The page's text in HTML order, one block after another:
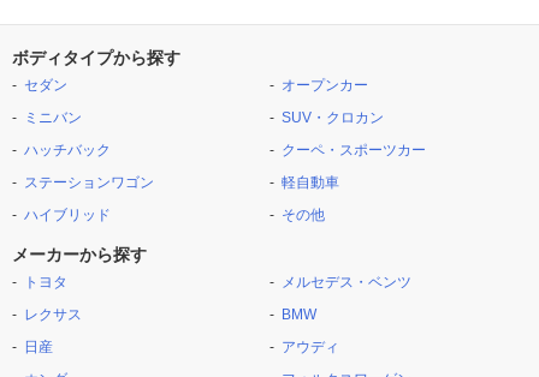
ボディタイプから探す
セダン
ミニバン
ハッチバック
ステーションワゴン
ハイブリッド
オープンカー
SUV・クロカン
クーペ・スポーツカー
軽自動車
その他
メーカーから探す
トヨタ
レクサス
日産
メルセデス・ベンツ
BMW
アウディ